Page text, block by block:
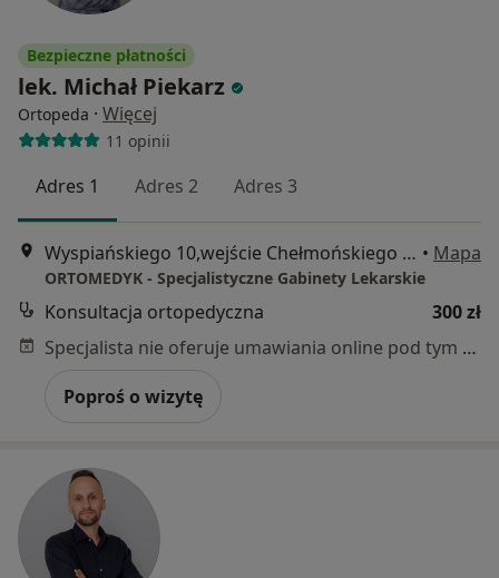
Bezpieczne płatności
lek. Michał Piekarz
Ortopeda · Więcej
11 opinii
Adres 1 Adres 2 Adres 3
Wyspiańskiego 10,wejście Chełmońskiego 1, Poznań • Mapa
ORTOMEDYK - Specjalistyczne Gabinety Lekarskie
Konsultacja ortopedyczna
300 zł
Specjalista nie oferuje umawiania online pod tym adresem.
Poproś o wizytę